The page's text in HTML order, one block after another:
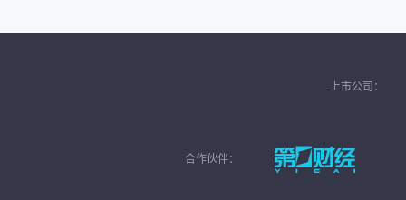
上市公司：
合作伙伴：